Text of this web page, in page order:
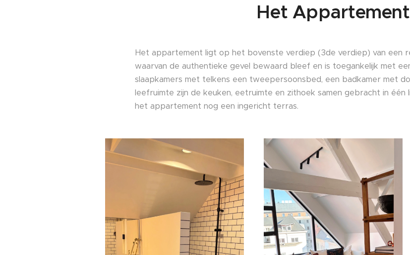
Het Appartement
Het appartement ligt op het bovenste verdiep (3de verdiep) van een
waarvan de authentieke gevel bewaard bleef en is toegankelijk met
slaapkamers met telkens een tweepersoonsbed, een badkamer met
leefruimte zijn de keuken, eetruimte en zithoek samen gebracht in
het appartement nog een ingericht terras.